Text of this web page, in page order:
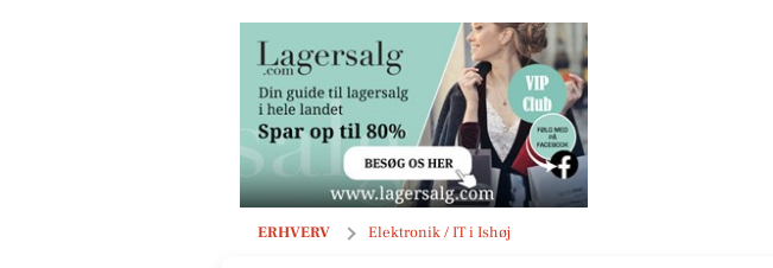
ERHVERV Elektronik / IT i Ishøj
Akwaaba Service